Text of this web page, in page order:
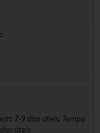
7-9 dias úteis; Tempo
úteis